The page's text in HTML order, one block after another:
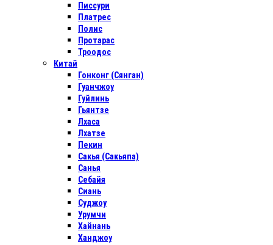
Писсури
Платрес
Полис
Протарас
Троодос
Китай
Гонконг (Сянган)
Гуанчжоу
Гуйлинь
Гьянтзе
Лхаса
Лхатзе
Пекин
Сакья (Сакьяпа)
Санья
Себайя
Сиань
Суджоу
Урумчи
Хайнань
Ханджоу